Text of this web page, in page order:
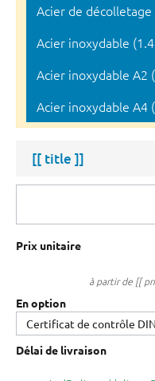
Acier de
Acier inoxydable
Acier inoxydable A2
Acier inoxydable A4
[[ title ]]
Prix unitaire
à partir de [[
En option
Délai de livraison